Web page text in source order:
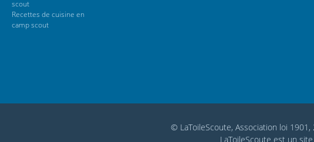
scout
Recettes de cuisine en
camp scout
© LaToileScoute, Association loi
LaToileScoute est un